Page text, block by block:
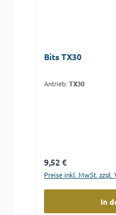
Bits TX30
Antrieb: TX30
Regulärer Preis:
9,52 €
Preise inkl. MwSt. zzgl.
In